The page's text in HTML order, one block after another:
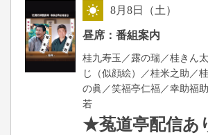
8月8日（土）
昼席：番組案内
桂九寿玉／露の瑞／桂きん
じ（似顔絵）／桂米之助／
の眞／笑福亭仁福／幸助福
若
★菟道亭配信あ